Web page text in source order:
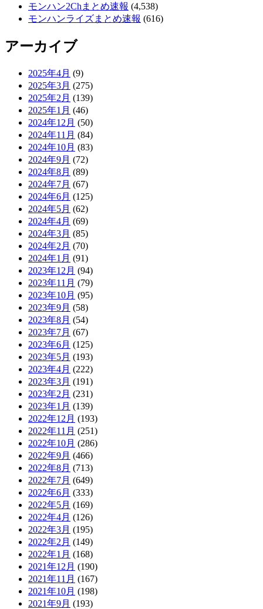
モンハン2Chまとめ速報 (4,538)
モンハンライズまとめ速報 (616)
アーカイブ
2025年4月 (9)
2025年3月 (275)
2025年2月 (139)
2025年1月 (46)
2024年12月 (50)
2024年11月 (84)
2024年10月 (83)
2024年9月 (72)
2024年8月 (89)
2024年7月 (67)
2024年6月 (125)
2024年5月 (62)
2024年4月 (69)
2024年3月 (85)
2024年2月 (70)
2024年1月 (91)
2023年12月 (94)
2023年11月 (79)
2023年10月 (95)
2023年9月 (58)
2023年8月 (54)
2023年7月 (67)
2023年6月 (125)
2023年5月 (193)
2023年4月 (222)
2023年3月 (191)
2023年2月 (231)
2023年1月 (139)
2022年12月 (193)
2022年11月 (251)
2022年10月 (286)
2022年9月 (466)
2022年8月 (713)
2022年7月 (649)
2022年6月 (333)
2022年5月 (169)
2022年4月 (126)
2022年3月 (195)
2022年2月 (149)
2022年1月 (168)
2021年12月 (190)
2021年11月 (167)
2021年10月 (198)
2021年9月 (193)